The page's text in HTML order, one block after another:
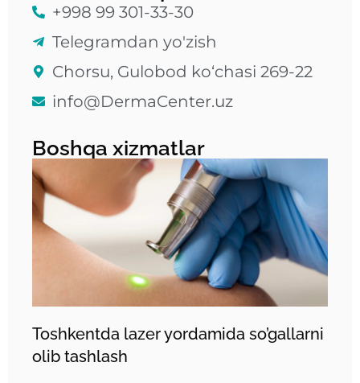
+998 99 301-33-30
Telegramdan yo'zish
Chorsu, Gulobod ko‘chasi 269-22
info@DermaCenter.uz
Boshqa xizmatlar
Toshkentda lazer yordamida so’gallarni
olib tashlash